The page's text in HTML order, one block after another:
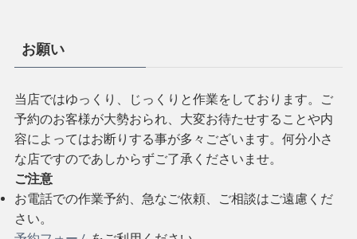
お願い
当店ではゆっくり、じっくりと作業をしております。ご
予約のお客様が大勢おられ、大変お待たせすることや内
容によってはお断りする事が多々ございます。何分小さ
な店ですのであしからずご了承くださいませ。
ご注意
お電話での作業予約、急なご依頼、ご相談はご遠慮くだ
さい。